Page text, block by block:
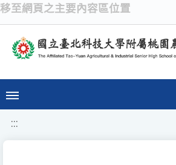
移至網頁之主要內容區位置
:::